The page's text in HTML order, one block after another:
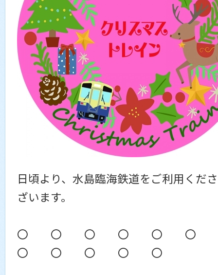
日頃より、水島臨海鉄道をご利用くだ
ざいます。
〇 〇 〇 〇 〇
〇 〇 〇 〇 〇